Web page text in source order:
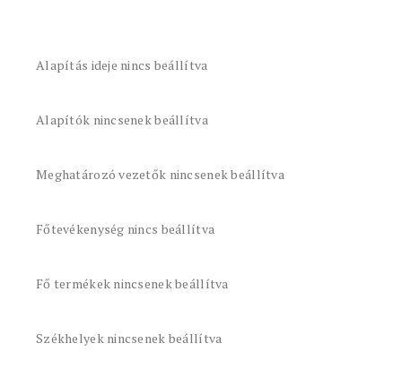
Alapítás ideje nincs beállítva
Alapítók nincsenek beállítva
Meghatározó vezetők nincsenek beállítva
Főtevékenység nincs beállítva
Fő termékek nincsenek beállítva
Székhelyek nincsenek beállítva